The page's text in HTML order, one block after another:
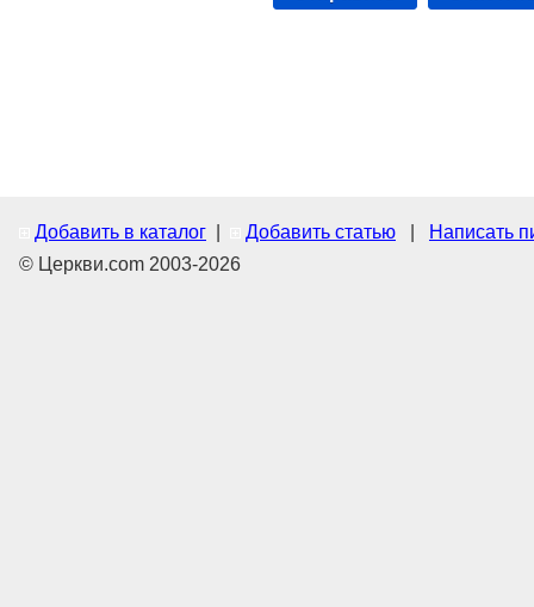
Добавить в каталог Добавить статью
Написать
© Церкви.com 2003-2026